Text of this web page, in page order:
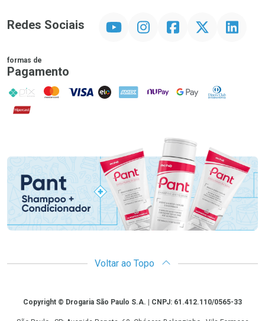
Redes Sociais InstagramFacebookTwitter Linkedin
formas de
Pagamento
PIX MasterCard
VISA ELO AMEX NuPay Google PayDiners Club
Hipercard
Promoção em Destaque
Voltar ao Topo
CopyrightCopyright © Drogaria São Paulo S.A. | CNPJ: 61.412.110/0565-33